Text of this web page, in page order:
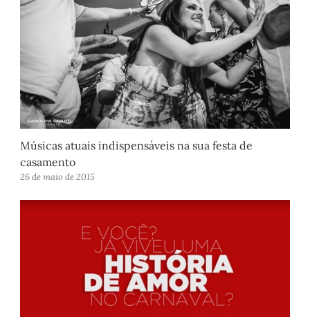
Músicas atuais indispensáveis na sua festa de
casamento
26 de maio de 2015